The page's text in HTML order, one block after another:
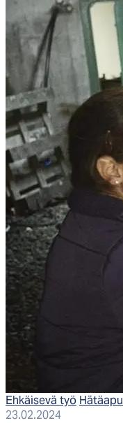
Ehkäisevä työ Hätäapu
23.02.2024